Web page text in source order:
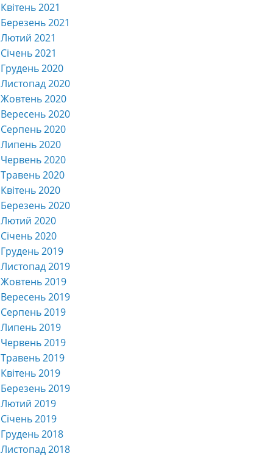
Квітень 2021
Березень 2021
Лютий 2021
Січень 2021
Грудень 2020
Листопад 2020
Жовтень 2020
Вересень 2020
Серпень 2020
Липень 2020
Червень 2020
Травень 2020
Квітень 2020
Березень 2020
Лютий 2020
Січень 2020
Грудень 2019
Листопад 2019
Жовтень 2019
Вересень 2019
Серпень 2019
Липень 2019
Червень 2019
Травень 2019
Квітень 2019
Березень 2019
Лютий 2019
Січень 2019
Грудень 2018
Листопад 2018